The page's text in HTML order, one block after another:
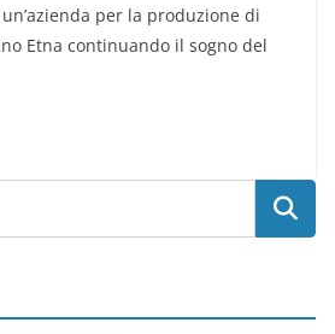
per la produzione di
Etna continuando il sogno del